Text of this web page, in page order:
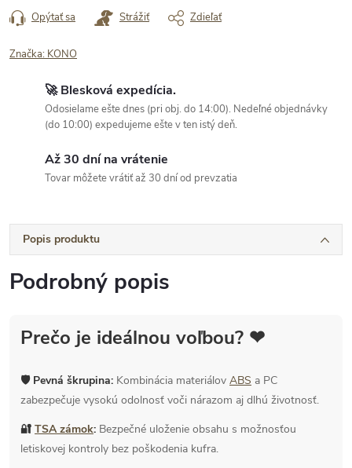
Opýtať sa Strážiť Zdieľať
Značka: KONO
🚀 Blesková expedícia.
Odosielame ešte dnes (pri obj. do 14:00). Nedeľné objednávky
(do 10:00) expedujeme ešte v ten istý deň.
Až 30 dní na vrátenie
Tovar môžete vrátiť až 30 dní od prevzatia
Popis produktu
Podrobný popis
Prečo je ideálnou voľbou? ❤
🛡 Pevná škrupina: Kombinácia materiálov ABS a PC
zabezpečuje vysokú odolnosť voči nárazom aj dlhú životnosť.
🔐 TSA zámok: Bezpečné uloženie obsahu s možnosťou
letiskovej kontroly bez poškodenia kufra.